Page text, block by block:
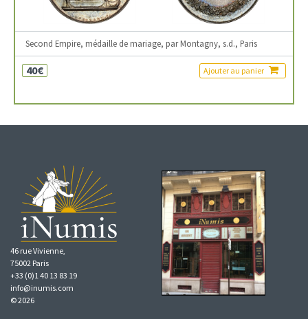
Second Empire, médaille de mariage, par Montagny, s.d., Paris
40€ Ajouter au panier
46 rue Vivienne,
75002 Paris
+33 (0)1 40 13 83 19
info@inumis.com
© 2026